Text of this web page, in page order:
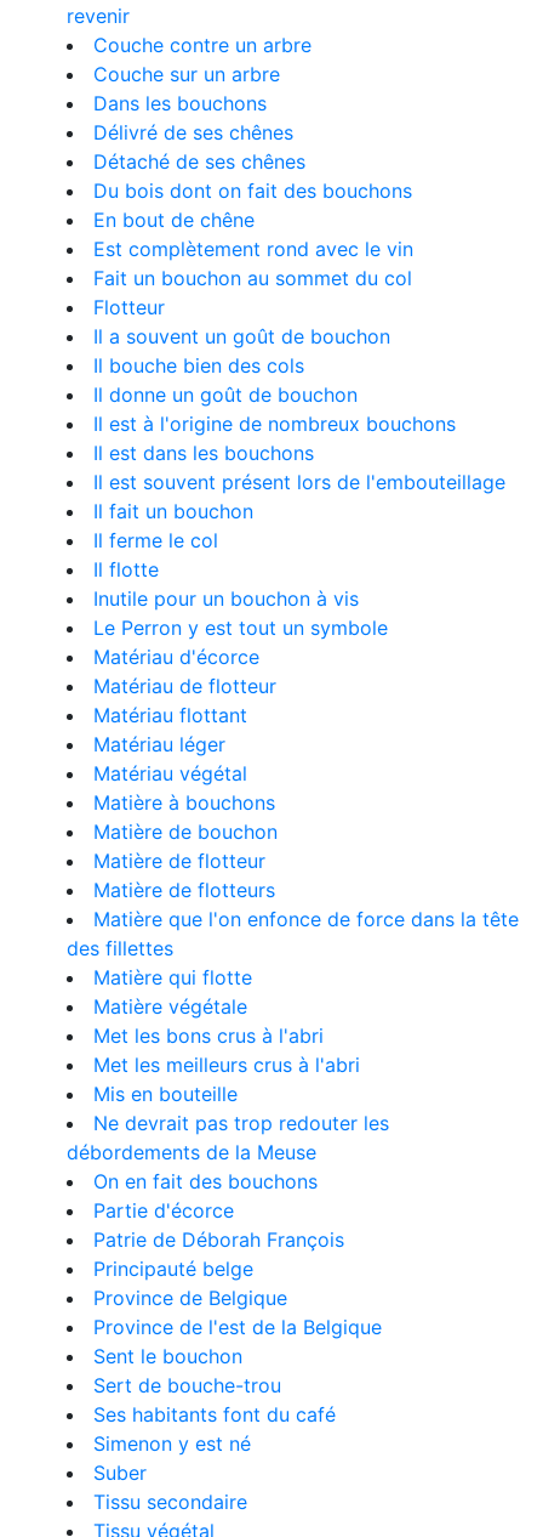
revenir
Couche contre un arbre
Couche sur un arbre
Dans les bouchons
Délivré de ses chênes
Détaché de ses chênes
Du bois dont on fait des bouchons
En bout de chêne
Est complètement rond avec le vin
Fait un bouchon au sommet du col
Flotteur
Il a souvent un goût de bouchon
Il bouche bien des cols
Il donne un goût de bouchon
Il est à l'origine de nombreux bouchons
Il est dans les bouchons
Il est souvent présent lors de l'embouteillage
Il fait un bouchon
Il ferme le col
Il flotte
Inutile pour un bouchon à vis
Le Perron y est tout un symbole
Matériau d'écorce
Matériau de flotteur
Matériau flottant
Matériau léger
Matériau végétal
Matière à bouchons
Matière de bouchon
Matière de flotteur
Matière de flotteurs
Matière que l'on enfonce de force dans la tête
des fillettes
Matière qui flotte
Matière végétale
Met les bons crus à l'abri
Met les meilleurs crus à l'abri
Mis en bouteille
Ne devrait pas trop redouter les
débordements de la Meuse
On en fait des bouchons
Partie d'écorce
Patrie de Déborah François
Principauté belge
Province de Belgique
Province de l'est de la Belgique
Sent le bouchon
Sert de bouche-trou
Ses habitants font du café
Simenon y est né
Suber
Tissu secondaire
Tissu végétal